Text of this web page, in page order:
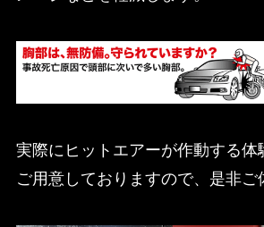
実際にヒットエアーが作動する体
ご用意しておりますので、是非ご